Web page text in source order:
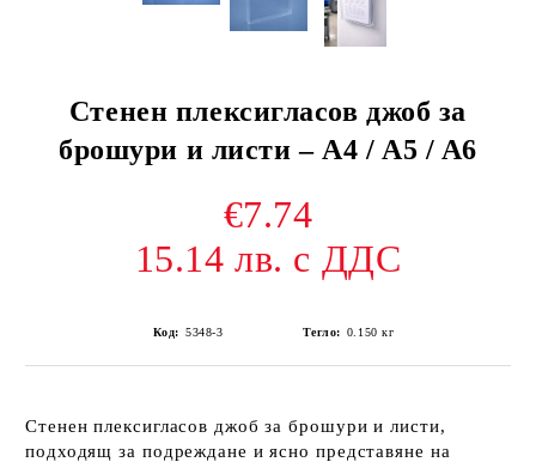
Стенен плексигласов джоб за
брошури и листи – A4 / A5 / A6
€7.74
15.14 лв. с ДДС
Код: 5348-3 Тегло: 0.150 кг
Стенен плексигласов джоб за брошури и листи,
подходящ за подреждане и ясно представяне на